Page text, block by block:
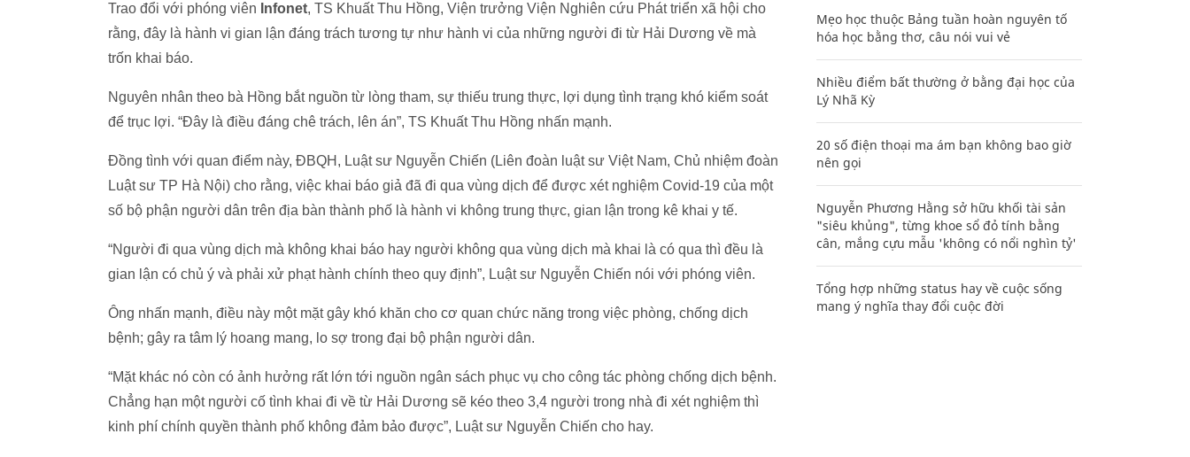
Trao đổi với phóng viên Infonet, TS Khuất Thu Hồng, Viện trưởng Viện Nghiên cứu Phát triển xã hội cho
rằng, đây là hành vi gian lận đáng trách tương tự như hành vi của những người đi từ Hải Dương về mà
trốn khai báo.
Nguyên nhân theo bà Hồng bắt nguồn từ lòng tham, sự thiếu trung thực, lợi dụng tình trạng khó kiểm soát
để trục lợi. “Đây là điều đáng chê trách, lên án”, TS Khuất Thu Hồng nhấn mạnh.
Đồng tình với quan điểm này, ĐBQH, Luật sư Nguyễn Chiến (Liên đoàn luật sư Việt Nam, Chủ nhiệm đoàn
Luật sư TP Hà Nội) cho rằng, việc khai báo giả đã đi qua vùng dịch để được xét nghiệm Covid-19 của một
số bộ phận người dân trên địa bàn thành phố là hành vi không trung thực, gian lận trong kê khai y tế.
“Người đi qua vùng dịch mà không khai báo hay người không qua vùng dịch mà khai là có qua thì đều là
gian lận có chủ ý và phải xử phạt hành chính theo quy định”, Luật sư Nguyễn Chiến nói với phóng viên.
Ông nhấn mạnh, điều này một mặt gây khó khăn cho cơ quan chức năng trong việc phòng, chống dịch
bệnh; gây ra tâm lý hoang mang, lo sợ trong đại bộ phận người dân.
“Mặt khác nó còn có ảnh hưởng rất lớn tới nguồn ngân sách phục vụ cho công tác phòng chống dịch bệnh.
Chẳng hạn một người cố tình khai đi về từ Hải Dương sẽ kéo theo 3,4 người trong nhà đi xét nghiệm thì
kinh phí chính quyền thành phố không đảm bảo được”, Luật sư Nguyễn Chiến cho hay.
Mẹo học thuộc Bảng tuần hoàn nguyên tố
hóa học bằng thơ, câu nói vui vẻ
Nhiều điểm bất thường ở bằng đại học của
Lý Nhã Kỳ
20 số điện thoại ma ám bạn không bao giờ
nên gọi
Nguyễn Phương Hằng sở hữu khối tài sản
"siêu khủng", từng khoe sổ đỏ tính bằng
cân, mắng cựu mẫu 'không có nổi nghìn tỷ'
Tổng hợp những status hay về cuộc sống
mang ý nghĩa thay đổi cuộc đời